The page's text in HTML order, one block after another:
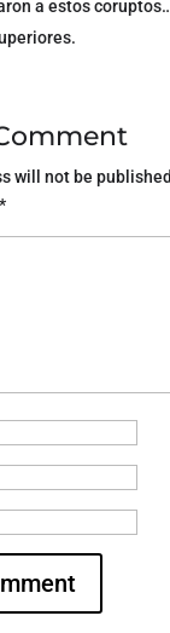
a estos
will not be
*